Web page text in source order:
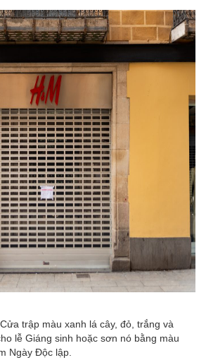
trập màu xanh lá cây, đỏ, trắng và
lễ Giáng sinh hoặc sơn nó bằng màu
Ngày Độc lập.